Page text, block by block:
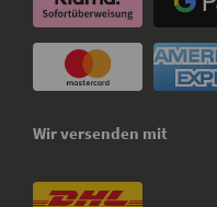
Wir versenden mit